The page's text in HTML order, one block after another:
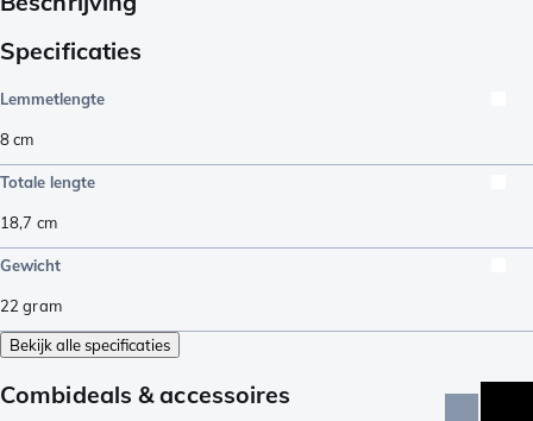
Specificaties
Lemmetlengte
8cm
Totale lengte
18,7 cm
Gewicht
22 gram
Bekijk alle specificaties
Combideals & accessoires